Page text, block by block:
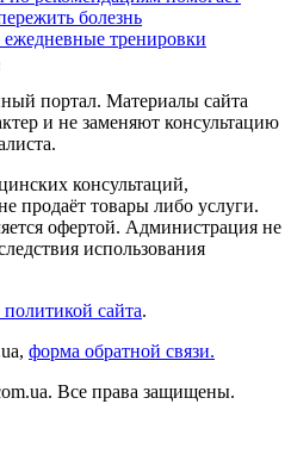
болезнь
тренировки
портал. Материалы сайта
и не заменяют консультацию
консультаций,
продаёт товары либо услуги.
офертой. Администрация не
использования
сайта.
форма обратной связи.
Все права защищены.